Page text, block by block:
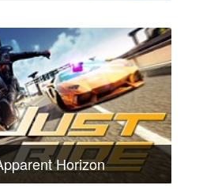
Horizon